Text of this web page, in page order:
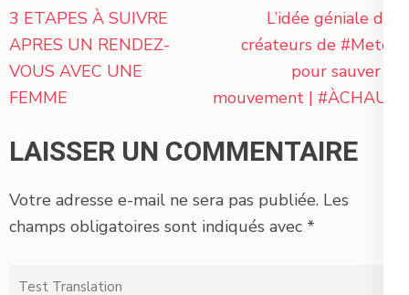
Navigation
de
l’article
3 ETAPES À SUIVRE
APRES UN RENDEZ-
VOUS AVEC UNE
FEMME
L’idée géniale des
créateurs de #Metoo
pour sauver le
mouvement | #ÀCHAUD
LAISSER UN COMMENTAIRE
Votre adresse e-mail ne sera pas publiée. Les
champs obligatoires sont indiqués avec *
Test